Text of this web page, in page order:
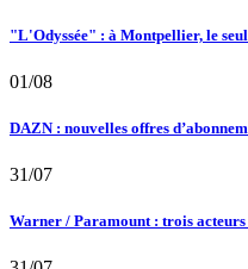
"L'Odyssée" : à Montpellier, le
01/08
DAZN : nouvelles offres
31/07
Warner / Paramount : trois